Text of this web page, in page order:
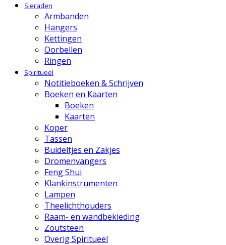
Sieraden
Armbanden
Hangers
Kettingen
Oorbellen
Ringen
Spiritueel
Notitieboeken & Schrijven
Boeken en Kaarten
Boeken
Kaarten
Koper
Tassen
Buideltjes en Zakjes
Dromenvangers
Feng Shui
Klankinstrumenten
Lampen
Theelichthouders
Raam- en wandbekleding
Zoutsteen
Overig Spiritueel